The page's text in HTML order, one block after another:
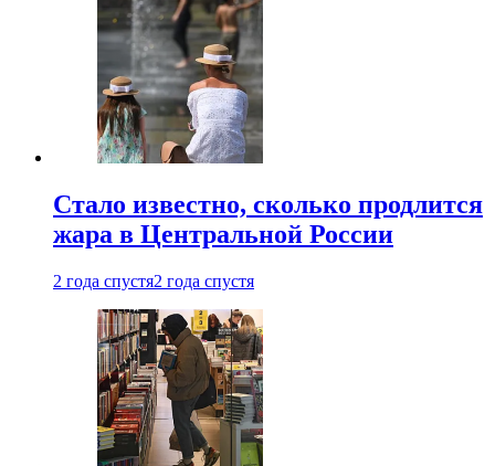
Стало известно, сколько продлится
жара в Центральной России
2 года спустя2 года спустя